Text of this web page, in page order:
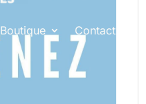
Boutique Contact